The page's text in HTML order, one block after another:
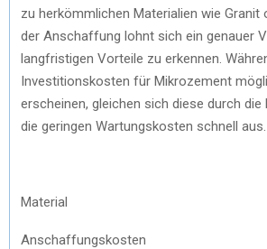
zu herkömmlichen Materialien wie Granit
der Anschaffung lohnt sich ein genauer
langfristigen Vorteile zu erkennen.
Investitionskosten für Mikrozement
erscheinen, gleichen sich diese durch die
die geringen Wartungskosten schnell aus.
Material
Anschaffungskosten